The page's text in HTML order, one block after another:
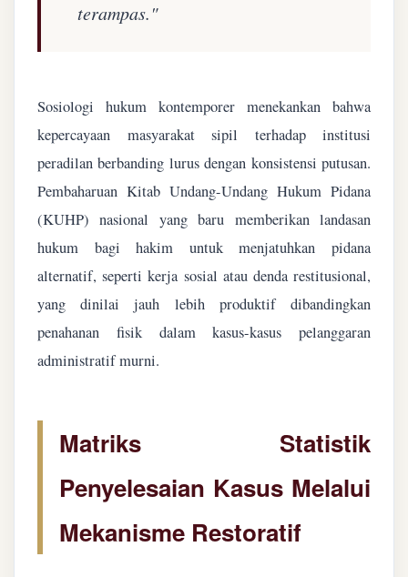
terampas."
Sosiologi hukum kontemporer menekankan bahwa
kepercayaan masyarakat sipil terhadap institusi
peradilan berbanding lurus dengan konsistensi putusan.
Pembaharuan Kitab Undang-Undang Hukum Pidana
(KUHP) nasional yang baru memberikan landasan
hukum bagi hakim untuk menjatuhkan pidana
alternatif, seperti kerja sosial atau denda restitusional,
yang dinilai jauh lebih produktif dibandingkan
penahanan fisik dalam kasus-kasus pelanggaran
administratif murni.
Matriks Statistik
Penyelesaian Kasus Melalui
Mekanisme Restoratif